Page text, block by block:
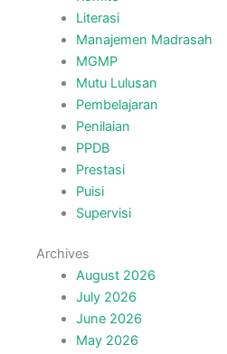
Literasi
Manajemen Madrasah
MGMP
Mutu Lulusan
Pembelajaran
Penilaian
PPDB
Prestasi
Puisi
Supervisi
Archives
August 2026
July 2026
June 2026
May 2026